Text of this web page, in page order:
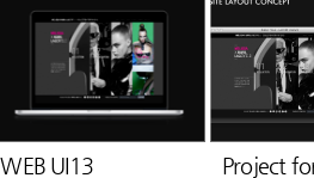
UI13 Project